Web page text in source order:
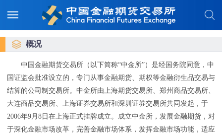
概况
中国金融期货交易所（以下简称“中金所”）是经国务院同意，中
国证监会批准设立的，专门从事金融期货、期权等金融衍生品交易与
结算的公司制交易所。中金所由上海期货交易所、郑州商品交易所、
大连商品交易所、上海证券交易所和深圳证券交易所共同发起，于
2006年9月8日在上海正式挂牌成立。成立中金所，发展金融期货，对
于深化金融市场改革，完善金融市场体系，发挥金融市场功能，适应